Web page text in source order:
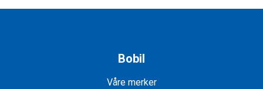
Bobil
Våre merker